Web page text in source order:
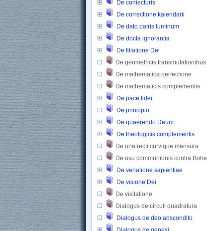
De coniecturis
De correctione kalendarii
De dato patris luminum
De docta ignorantia
De filiatione Dei
De geometricis transmutationibus
De mathematica perfectione
De mathematicis complementis
De pace fidei
De principio
De quaerendo Deum
De theologicis complementis
De una recti curvique mensura
De usu communionis contra
De venatione sapientiae
De visione Dei
De visitatione
Dialogus de circuli quadratura
Dialogus de deo abscondito